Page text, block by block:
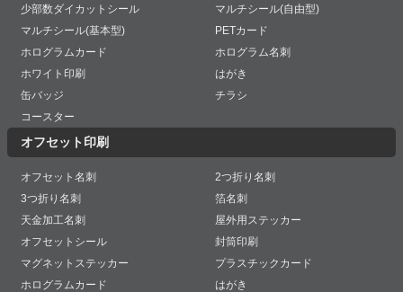
少部数ダイカットシール
マルチシール(自由型)
マルチシール(基本型)
PETカード
ホログラムカード
ホログラム名刺
ホワイト印刷
はがき
缶バッジ
チラシ
コースター
オフセット印刷
オフセット名刺
2つ折り名刺
3つ折り名刺
箔名刺
天金加工名刺
屋外用ステッカー
オフセットシール
封筒印刷
マグネットステッカー
プラスチックカード
ホログラムカード
はがき